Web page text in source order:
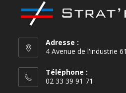
Adresse :
4 Avenue de l'industrie
Téléphone :
02 33 39 91 71